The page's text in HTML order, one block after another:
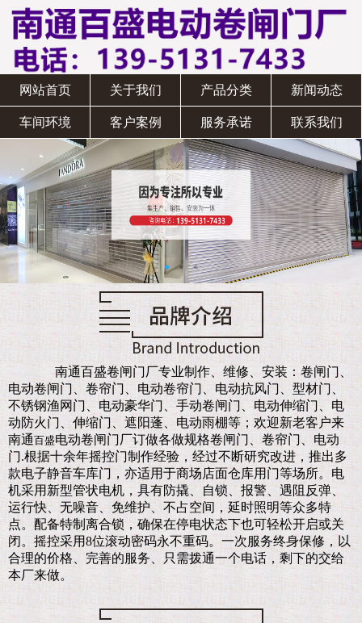
网站首页 关于我们 产品分类 新闻动态
车间环境 客户案例 服务承诺 联系我们
南通百盛卷闸门厂专业制作、维修、安装：卷闸门、
电动卷闸门、卷帘门、电动卷帘门、电动抗风门、型材门、
不锈钢渔网门、电动豪华门、手动卷闸门、电动伸缩门、电
动防火门、伸缩门、遮阳蓬、电动雨棚等；欢迎新老客户来
南通 百盛电动卷闸门厂订做各做规格卷闸门、卷帘门、电动
门.根据十余年摇控门制作经验，经过不断研究改进，推出多
款电子静音车库门，亦适用于商场店面仓库用门等场所。电
机采用新型管状电机，具有防撬、自锁、报警、遇阻反弹、
运行快、无噪音、免维护、不占空间，延时照明等众多特
点。配备特制离合锁，确保在停电状态下也可轻松开启或关
闭。摇控采用8位滚动密码永不重码。一次服务终身保修，以
合理的价格、完善的服务、只需拨通一个电话，剩下的交给
本厂来做。